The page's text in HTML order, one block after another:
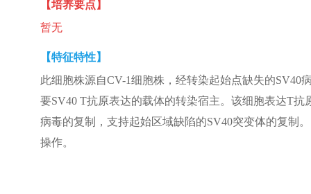
【培养要点】
暂无
【特征特性】
此细胞株源自CV-1细胞株，经转染起始点缺失的
要SV40 T抗原表达的载体的转染宿主。该细胞表达T
病毒的复制，支持起始区域缺陷的SV40突变体的复制
操作。